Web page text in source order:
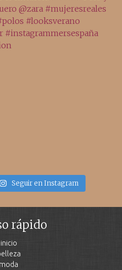
Seguir en Instagram
rápido
inicio
moda